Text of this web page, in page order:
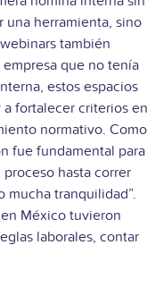
una herramienta, sino
también
que no tenía
estos espacios
fortalecer criterios en
normativo. Como
fue fundamental para
hasta correr
mucha tranquilidad”.
México tuvieron
laborales, contar